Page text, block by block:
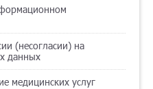
(несогласии) на
данных
медицинских услуг